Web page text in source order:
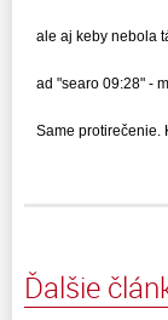
ale aj keby nebola
ad "searo 09:28" -
Same protirečenie.
Ďalšie